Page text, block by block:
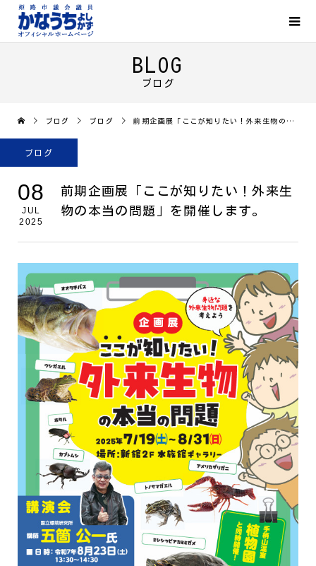
BLOG
ブログ
ブログ ブログ 前期企画展「ここが知りたい！外来生物の本当の問題」を開催します。
ブログ
08
JUL
2025
前期企画展「ここが知りたい！外来生
物の本当の問題」を開催します。